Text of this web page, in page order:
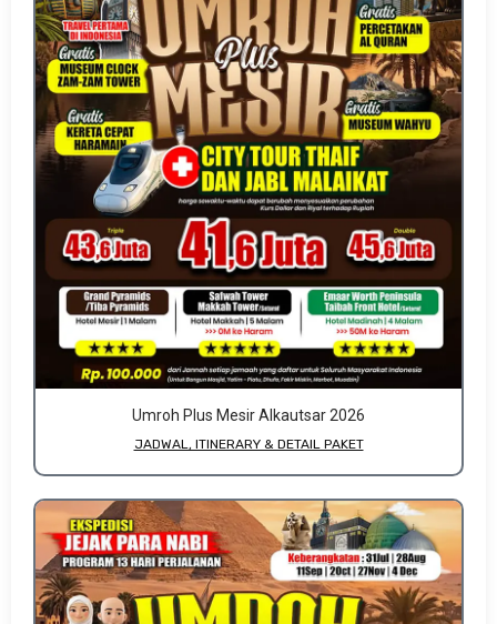
Umroh Plus Mesir Alkautsar 2026
JADWAL, ITINERARY & DETAIL PAKET